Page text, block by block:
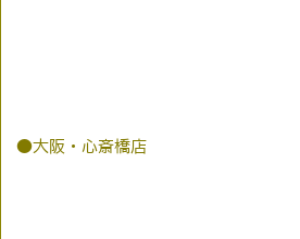
●大阪・心斎橋店